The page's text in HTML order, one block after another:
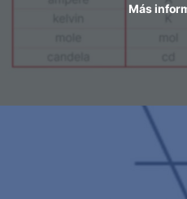
Más